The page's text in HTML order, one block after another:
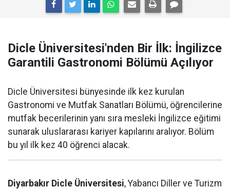
Dicle Üniversitesi'nden Bir İlk: İngilizce
Garantili Gastronomi Bölümü Açılıyor
Dicle Üniversitesi bünyesinde ilk kez kurulan
Gastronomi ve Mutfak Sanatları Bölümü, öğrencilerine
mutfak becerilerinin yanı sıra mesleki İngilizce eğitimi
sunarak uluslararası kariyer kapılarını aralıyor. Bölüm
bu yıl ilk kez 40 öğrenci alacak.
Diyarbakır Dicle Üniversitesi, Yabancı Diller ve Turizm